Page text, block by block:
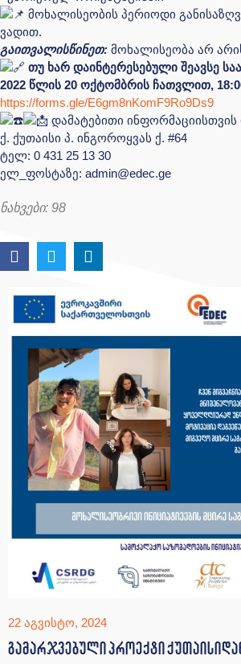
მოხალისეობის პერიოდი
ვადით.
გაითვალისწინეთ: მოხალისეობა არ
თუ ხარ დაინტერესებული შეავსე
2022 წლის 20 ოქტომბრის ჩათვლით,
https://forms.gle/E6gm8nKomF9Ro9Ds9
დამატებითი
ქ. ქუთაისი პ. ინგოროყვას ქ. #64
ტელ: 0 431 25 13 30
ელ_ფოსტაზე: admin@edec.ge
ნახვები: 98
22 აგვისტო, 2024
გამარჯვებული პროექტი